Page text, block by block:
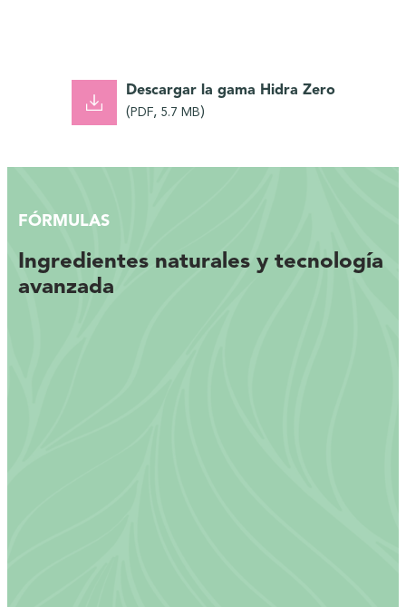
Descargar la gama Hidra Zero
( PDF, 5.7 MB)
FÓRMULAS
Ingredientes naturales y tecnología
avanzada